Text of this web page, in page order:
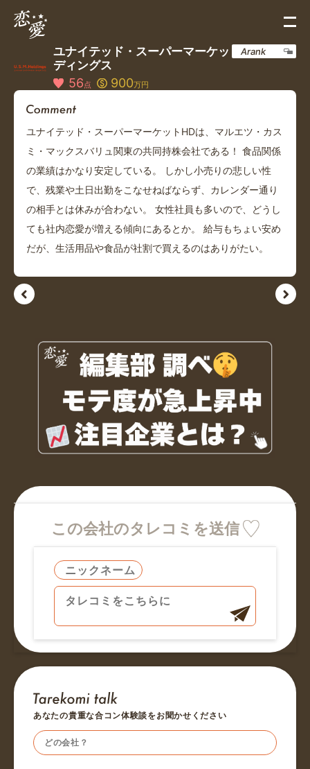
ユナイテッド・スーパーマーケット・ホール
ディングス
56点 900万円
Arank
ユナイテッド・スーパーマーケットHDは、マルエツ・カス
ミ・マックスバリュ関東の共同持株会社である！ 食品関係
の業績はかなり安定している。 しかし小売りの悲しい性
で、残業や土日出勤をこなせねばならず、カレンダー通り
の相手とは休みが合わない。 女性社員も多いので、どうし
ても社内恋愛が増える傾向にあるとか。 給与もちょい安め
だが、生活用品や食品が社割で買えるのはありがたい。
この会社のタレコミを送信
あなたの貴重な合コン体験談をお聞かせください